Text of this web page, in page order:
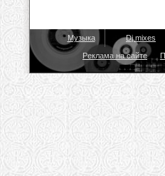
Музыка Dj mixes
Реклама на сайте